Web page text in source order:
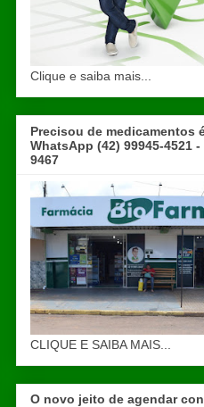
Clique e saiba mais...
Precisou de medicamentos
WhatsApp (42) 99945-4521 -
9467
CLIQUE E SAIBA MAIS...
O novo jeito de agendar